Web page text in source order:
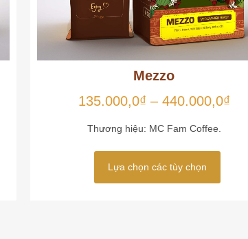
Mezzo
135.000,0₫ – 440.000,0₫
Thương hiệu: MC Fam Coffee.
Lựa chọn các tùy chọn